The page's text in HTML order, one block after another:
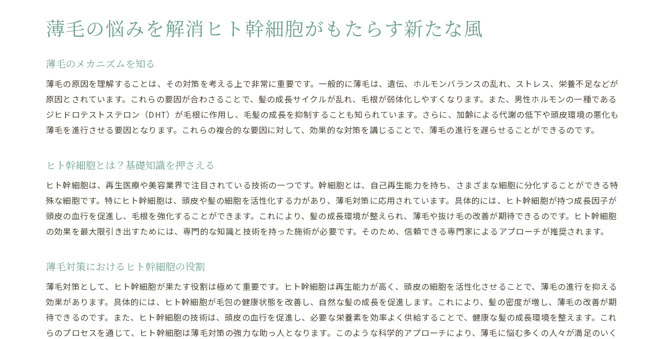
成功事例から見るヒト幹細胞の効果
髪の健康を守るヒト幹細胞活用法とは
髪の健康を支える生活習慣の見直し
ヒト幹細胞を活用したヘアケア製品
個々のニーズに合ったヒト幹細胞治療
ヒト幹細胞の再生医療における役割
実験データが示すヒト幹細胞の効果
ヒト幹細胞治療の安全性とその評価
髪の再生プロセスを理解する
ヒト幹細胞とヘアサイクルの関係
再生医療技術の進歩とヒト幹細胞
薄毛の悩みを解消ヒト幹細胞がもたらす新たな風
薄毛のメカニズムを知る
薄毛の原因を理解することは、その対策を考える上で非常に重要です。一般的に薄毛は、遺伝、ホルモンバランスの乱れ、ストレス、栄養不足などが
原因とされています。これらの要因が合わさることで、髪の成長サイクルが乱れ、毛根が弱体化しやすくなります。また、男性ホルモンの一種である
ジヒドロテストステロン（DHT）が毛根に作用し、毛髪の成長を抑制することも知られています。さらに、加齢による代謝の低下や頭皮環境の悪化も
薄毛を進行させる要因となります。これらの複合的な要因に対して、効果的な対策を講じることで、薄毛の進行を遅らせることができるのです。
ヒト幹細胞とは？基礎知識を押さえる
ヒト幹細胞は、再生医療や美容業界で注目されている技術の一つです。幹細胞とは、自己再生能力を持ち、さまざまな細胞に分化することができる特
殊な細胞です。特にヒト幹細胞は、頭皮や髪の細胞を活性化する力があり、薄毛対策に応用されています。具体的には、ヒト幹細胞が持つ成長因子が
頭皮の血行を促進し、毛根を強化することができます。これにより、髪の成長環境が整えられ、薄毛や抜け毛の改善が期待できるのです。ヒト幹細胞
の効果を最大限引き出すためには、専門的な知識と技術を持った施術が必要です。そのため、信頼できる専門家によるアプローチが推奨されます。
薄毛対策におけるヒト幹細胞の役割
薄毛対策として、ヒト幹細胞が果たす役割は極めて重要です。ヒト幹細胞は再生能力が高く、頭皮の細胞を活性化させることで、薄毛の進行を抑える
効果があります。具体的には、ヒト幹細胞が毛包の健康状態を改善し、自然な髪の成長を促進します。これにより、髪の密度が増し、薄毛の改善が期
待できるのです。また、ヒト幹細胞の技術は、頭皮の血行を促進し、必要な栄養素を効率よく供給することで、健康な髪の成長環境を整えます。これ
らのプロセスを通じて、ヒト幹細胞は薄毛対策の強力な助っ人となります。このような科学的アプローチにより、薄毛に悩む多くの人々が満足のいく